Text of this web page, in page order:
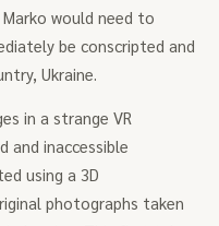
would need to
be conscripted and
Ukraine.
in a strange VR
and inaccessible
using a 3D
photographs taken